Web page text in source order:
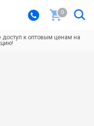
0
доступ к оптовым ценам на